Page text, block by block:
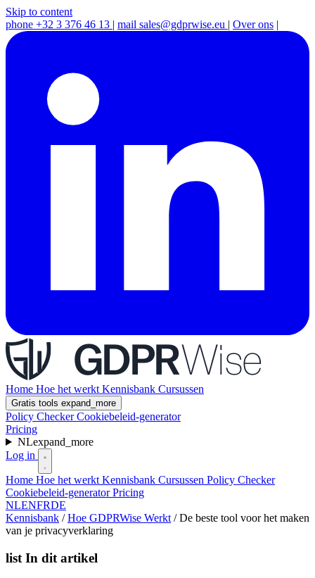
Skip to content
phone +32 3 376 46 13 | mail sales@gdprwise.eu | Over ons |
Home Hoe het werkt Kennisbank Cursussen
Gratis tools expand_more
Policy CheckerCookiebeleid-generator
Pricing
NLexpand_more
Log in
Home Hoe het werkt Kennisbank Cursussen Policy Checker
Cookiebeleid-generatorPricing
NLENFRDE
Kennisbank / Hoe GDPRWise Werkt / De beste tool voor het maken
van je privacyverklaring
list In dit artikel